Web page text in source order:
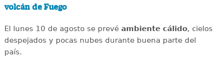
volcán de Fuego
El lunes 10 de agosto se prevé ambiente cálido, cielos
despejados y pocas nubes durante buena parte del
país.